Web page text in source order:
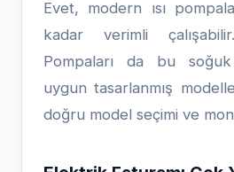
Evet, modern ısı
kadar verimli
Pompaları da bu
uygun tasarlanmış
doğru model seçimi ve